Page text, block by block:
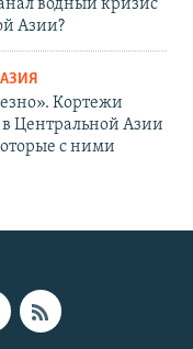
водный кризис
Азии?
Кортежи
Центральной Азии
с ними